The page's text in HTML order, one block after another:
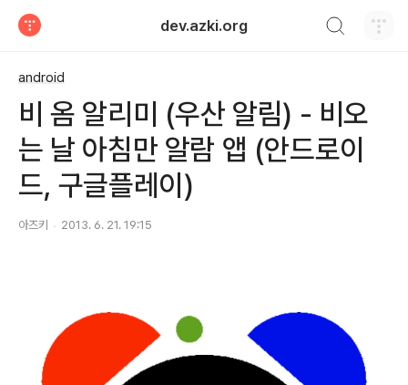
dev.azki.org
android
비 옴 알리미 (우산 알림) - 비오
는 날 아침만 알람 앱 (안드로이
드, 구글플레이)
아즈키 2013. 6. 21. 19:15